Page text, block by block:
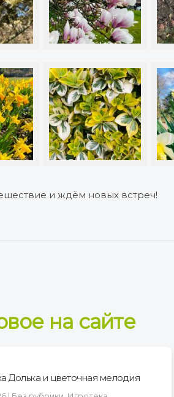
и ждём новых встреч!
на сайте
Долька и цветочная мелодия